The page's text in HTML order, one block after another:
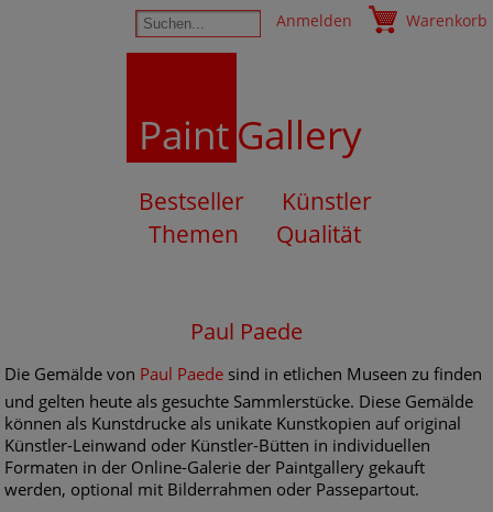
Anmelden Warenkorb
PaintGallery
Bestseller
Künstler
Themen
Qualität
Paul Paede
Die Gemälde von Paul Paede sind in etlichen Museen zu finden
und gelten heute als gesuchte Sammlerstücke. Diese Gemälde
können als Kunstdrucke als unikate Kunstkopien auf original
Künstler-Leinwand oder Künstler-Bütten in individuellen
Formaten in der Online-Galerie der Paintgallery gekauft
werden, optional mit Bilderrahmen oder Passepartout.